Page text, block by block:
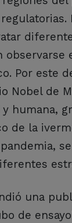
Por este
Nobel de
humana,
de la
una
de